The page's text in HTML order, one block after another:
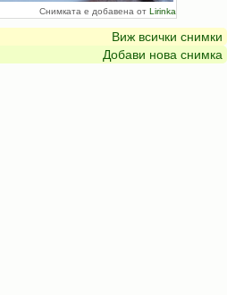
Снимката е добавена от Lirinka
Виж всички снимки
Добави нова снимка